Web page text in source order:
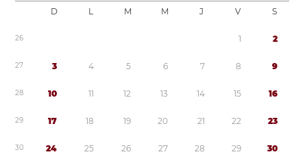
D L M M J V S
26 1 2
27 3 4 5 6 7 8 9
28 10 11 12 13 14 15 16
29 17 18 19 20 21 22 23
30 24 25 26 27 28 29 30